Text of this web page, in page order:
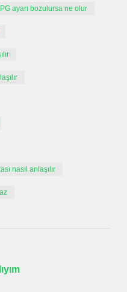
ayarı bozulursa ne olur
nasıl anlaşılır